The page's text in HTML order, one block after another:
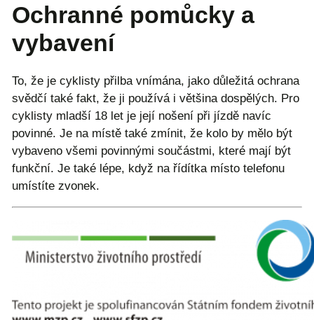
Ochranné pomůcky a
vybavení
To, že je cyklisty přilba vnímána, jako důležitá ochrana
svědčí také fakt, že ji používá i většina dospělých. Pro
cyklisty mladší 18 let je její nošení při jízdě navíc
povinné. Je na místě také zmínit, že kolo by mělo být
vybaveno všemi povinnými součástmi, které mají být
funkční. Je také lépe, když na řídítka místo telefonu
umístíte zvonek.